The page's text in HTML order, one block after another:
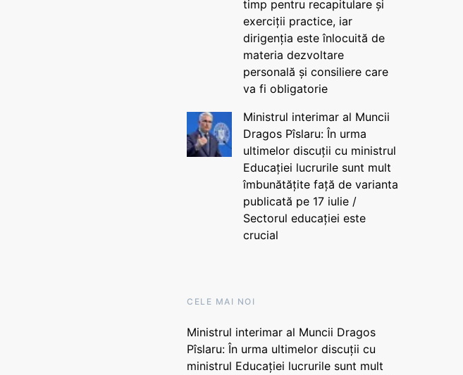
timp pentru recapitulare și
exerciții practice, iar
dirigenția este înlocuită de
materia dezvoltare
personală și consiliere care
va fi obligatorie
Ministrul interimar al Muncii
Dragos Pîslaru: În urma
ultimelor discuții cu ministrul
Educației lucrurile sunt mult
îmbunătățite față de varianta
publicată pe 17 iulie /
Sectorul educației este
crucial
CELE MAI NOI
Ministrul interimar al Muncii Dragos
Pîslaru: În urma ultimelor discuții cu
ministrul Educației lucrurile sunt mult